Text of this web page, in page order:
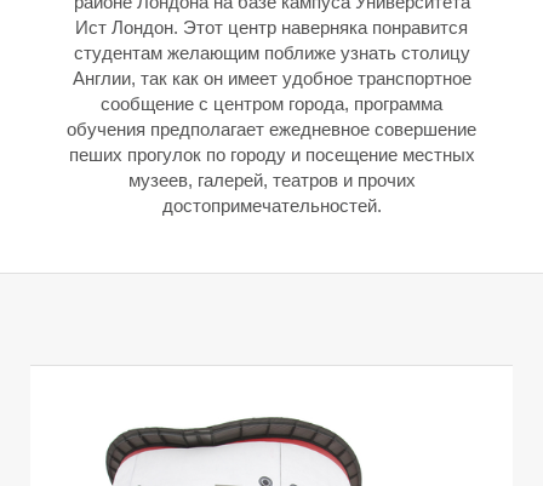
Ист Лондон. Этот центр наверняка понравится
студентам желающим поближе узнать столицу
Англии, так как он имеет удобное транспортное
сообщение с центром города, программа
обучения предполагает ежедневное совершение
пеших прогулок по городу и посещение местных
музеев, галерей, театров и прочих
достопримечательностей.